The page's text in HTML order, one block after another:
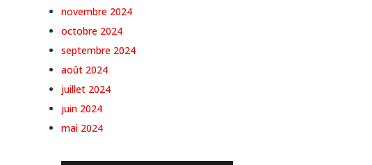
novembre 2024
octobre 2024
septembre 2024
août 2024
juillet 2024
juin 2024
mai 2024